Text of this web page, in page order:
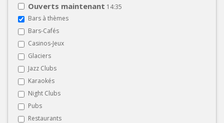
Ouverts maintenant 14:35
Bars à thèmes
Bars-Cafés
Casinos-Jeux
Glaciers
Jazz Clubs
Karaokés
Night Clubs
Pubs
Restaurants